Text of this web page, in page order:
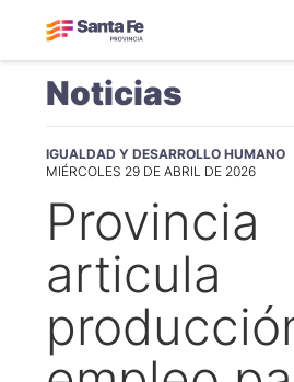
Noticias
IGUALDAD Y DESARROLLO HUMANO
MIÉRCOLES 29 DE ABRIL DE 2026
Provincia
articula